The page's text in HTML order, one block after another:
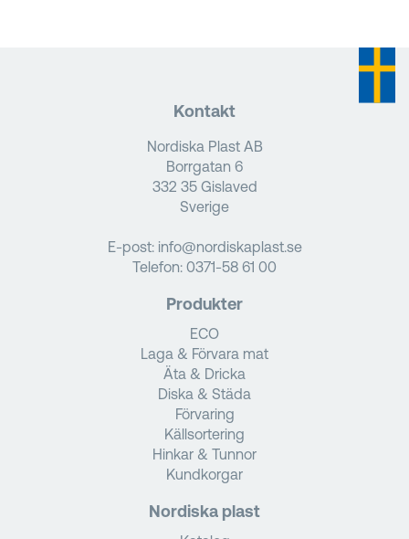
Kontakt
Nordiska Plast AB
Borrgatan 6
332 35 Gislaved
Sverige
E-post: info@nordiskaplast.se
Telefon: 0371-58 61 00
Produkter
ECO
Laga & Förvara mat
Äta & Dricka
Diska & Städa
Förvaring
Källsortering
Hinkar & Tunnor
Kundkorgar
Nordiska plast